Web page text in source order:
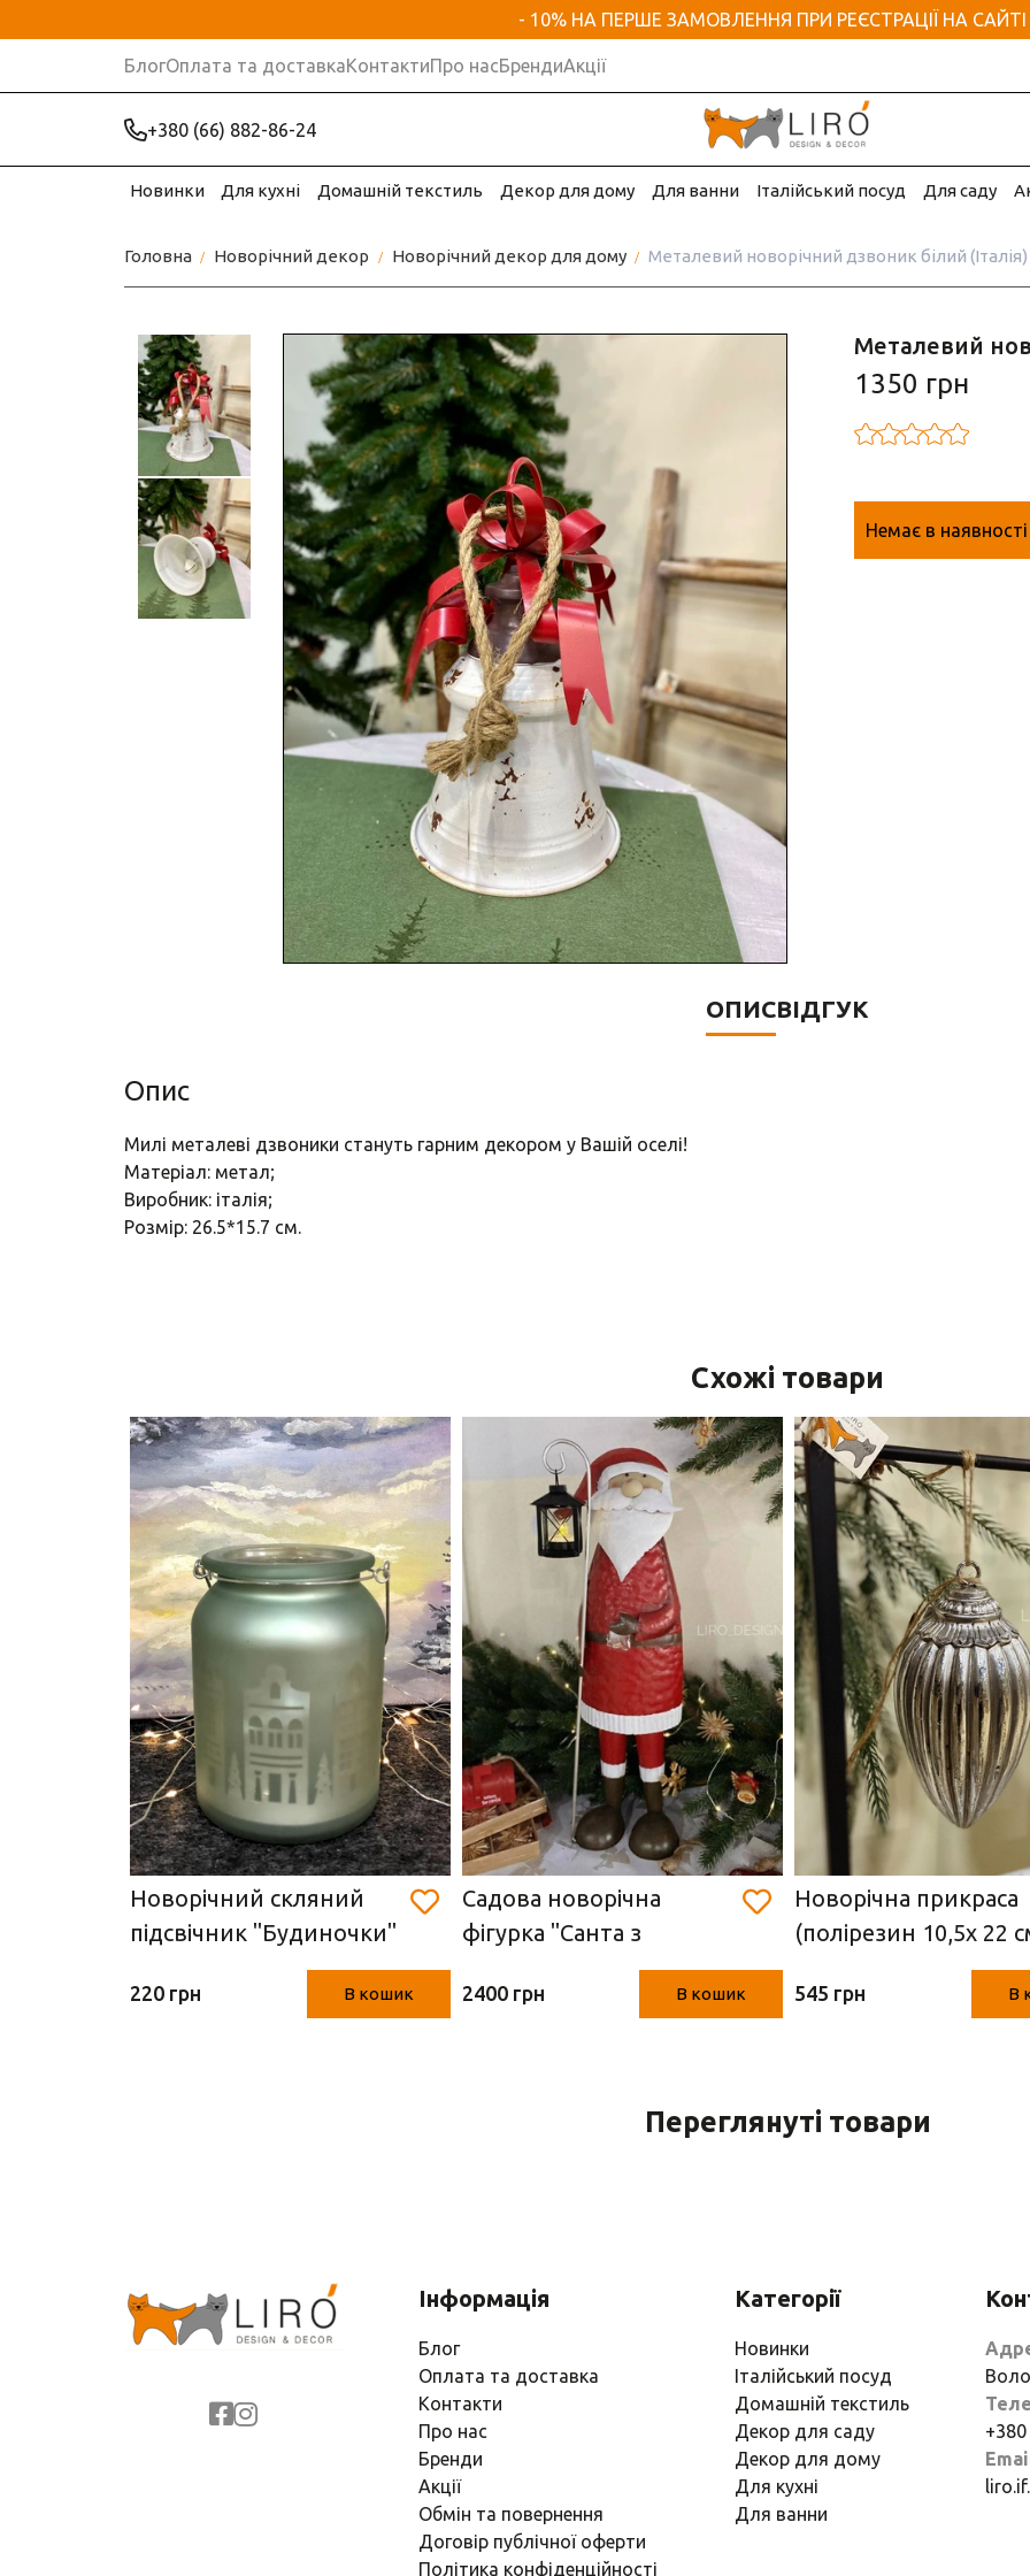
- 10% НА ПЕРШЕ ЗАМОВЛЕННЯ ПРИ РЕЄСТРАЦІЇ НА САЙТІ
БлогОплата та доставкаКонтактиПро насБрендиАкції
+380 (66) 882-86-24
Новинки Для кухні Домашній текстиль Декор для дому Для ванни Італійський посуд Для саду
Головна Новорічний декор Новорічний декор для дому Металевий новорічний дзвоник білий (Італія)
Металевий
1350 грн
Немає в наявності
ОПИСВІДГУК
Опис
Милі металеві дзвоники стануть гарним декором у Вашій оселі!
Матеріал: метал;
Виробник: італія;
Розмір: 26.5*15.7 см.
Схожі товари
Новорічний скляний
підсвічник "Будиночки"
(Німеччина,14.5 см)
220 грн В кошик
Садова новорічна
фігурка "Санта з
ліхтарем" (Німеччина,
метал, 22 х 16,5 х 58,5 см)
2400 грн В кошик
Новорічна прикраса
(полірезин 10,5х 22
545 грн В
Переглянуті товари
Інформація
Блог
Оплата та доставка
Контакти
Про нас
Бренди
Акції
Обмін та повернення
Договір публічної оферти
Політика конфіденційності
Категорії
Новинки
Італійський посуд
Домашній текстиль
Декор для саду
Декор для дому
Для кухні
Для ванни